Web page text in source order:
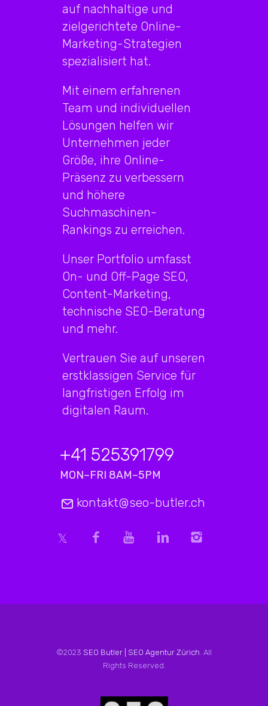
auf nachhaltige und
zielgerichtete Online-
Marketing-Strategien
spezialisiert hat.
Mit einem erfahrenen
Team und individuellen
Lösungen helfen wir
Unternehmen jeder
Größe, ihre Online-
Präsenz zu verbessern
und höhere
Suchmaschinen-
Rankings zu erreichen.
Unser Portfolio umfasst
On- und Off-Page SEO,
Content-Marketing,
technische SEO-Beratung
und mehr.
Vertrauen Sie auf unseren
erstklassigen Service für
langfristigen Erfolg im
digitalen Raum.
+41 525391799
MON–FRI 8AM–5PM
kontakt@seo-butler.ch
©2023 SEO Butler | SEO Agentur Zürich. All
Rights Reserved.